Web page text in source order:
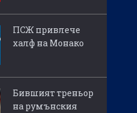
ПСЖ привлече
халф на Монако
Бившият треньор
на румънския